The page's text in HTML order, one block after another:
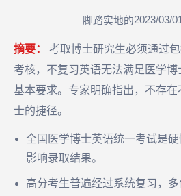
脚踏实地的2023/03/01
摘要：
考取博士研究生必须通过
考核，不复习英语无法满足医学
基本要求。专家明确指出，不存
士的捷径。
全国医学博士英语统一考试是
影响录取结果。
高分考生普遍经过系统复习，